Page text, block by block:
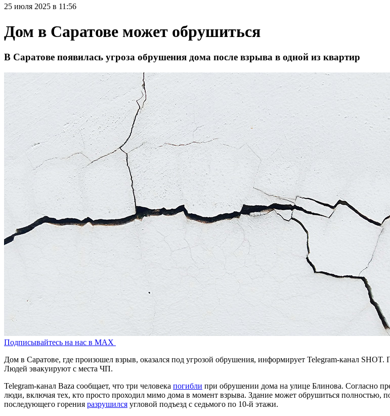
25 июля 2025 в 11:56
Дом в Саратове может обрушиться
В Саратове появилась угроза обрушения дома после взрыва в одной из квартир
Подписывайтесь на нас в MAX
Дом в Саратове, где произошел взрыв, оказался под угрозой обрушения, информирует Telegram-канал SHOT.
Людей эвакуируют с места ЧП.
Telegram-канал Baza сообщает, что три человека погибли при обрушении дома на улице Блинова. Согласно
люди, включая тех, кто просто проходил мимо дома в момент взрыва. Здание может обрушиться
последующего горения разрушился угловой подъезд с седьмого по 10-й этажи.